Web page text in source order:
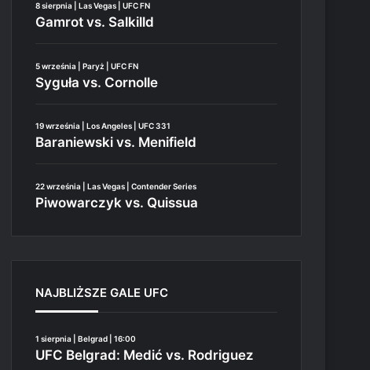
8 sierpnia | Las Vegas | UFC FN
Gamrot vs. Salkilld
5 września | Paryż | UFC FN
Syguła vs. Cornolle
19 września | Los Angeles | UFC 331
Baraniewski vs. Menifield
22 września | Las Vegas | Contender Series
Piwowarczyk vs. Quissua
NAJBLIŻSZE GALE UFC
1 sierpnia | Belgrad | 16:00
UFC Belgrad: Medić vs. Rodriguez